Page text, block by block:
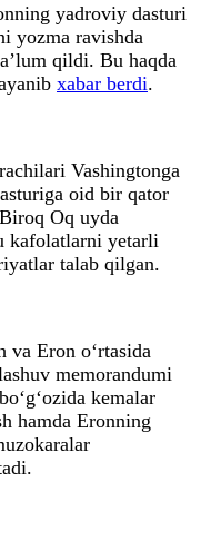
yadroviy dasturi
yozma ravishda
qildi. Bu haqda
xabar berdi.
Vashingtonga
oid bir qator
Oq uyda
kafolatlarni yetarli
talab qilgan.
va Eron o‘rtasida
memorandumi
kemalar
hamda Eronning